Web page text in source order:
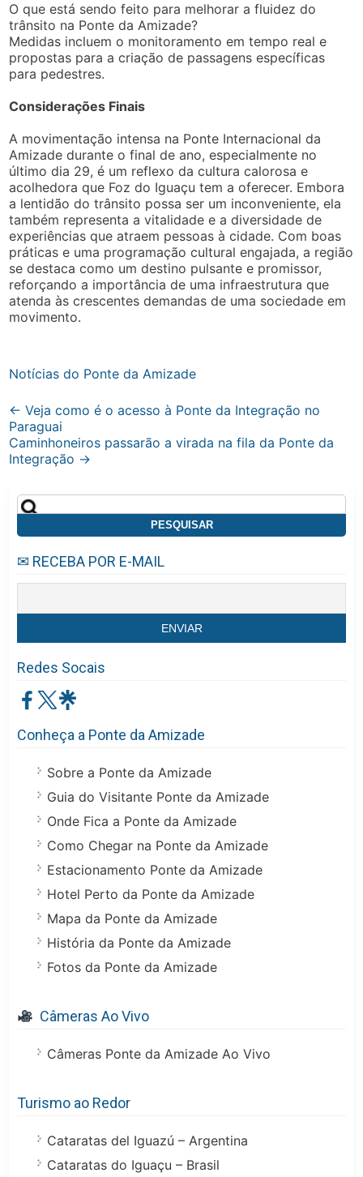
O que está sendo feito para melhorar a fluidez do
trânsito na Ponte da Amizade?
Medidas incluem o monitoramento em tempo real e
propostas para a criação de passagens específicas
para pedestres.
Considerações Finais
A movimentação intensa na Ponte Internacional da
Amizade durante o final de ano, especialmente no
último dia 29, é um reflexo da cultura calorosa e
acolhedora que Foz do Iguaçu tem a oferecer. Embora
a lentidão do trânsito possa ser um inconveniente, ela
também representa a vitalidade e a diversidade de
experiências que atraem pessoas à cidade. Com boas
práticas e uma programação cultural engajada, a região
se destaca como um destino pulsante e promissor,
reforçando a importância de uma infraestrutura que
atenda às crescentes demandas de uma sociedade em
movimento.
Notícias do Ponte da Amizade
Post
navigation
← Veja como é o acesso à Ponte da Integração no
Paraguai
Caminhoneiros passarão a virada na fila da Ponte da
Integração →
Pesquisar
por:
✉ RECEBA POR E-MAIL
Redes Socais
Conheça a Ponte da Amizade
Sobre a Ponte da Amizade
Guia do Visitante Ponte da Amizade
Onde Fica a Ponte da Amizade
Como Chegar na Ponte da Amizade
Estacionamento Ponte da Amizade
Hotel Perto da Ponte da Amizade
Mapa da Ponte da Amizade
História da Ponte da Amizade
Fotos da Ponte da Amizade
Câmeras Ao Vivo
Câmeras Ponte da Amizade Ao Vivo
Turismo ao Redor
Cataratas del Iguazú – Argentina
Cataratas do Iguaçu – Brasil